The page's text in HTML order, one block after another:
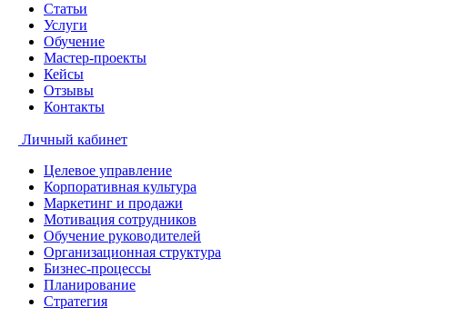
Статьи
Услуги
Обучение
Мастер-проекты
Кейсы
Отзывы
Контакты
Личный кабинет
Целевое управление
Корпоративная культура
Маркетинг и продажи
Мотивация сотрудников
Обучение руководителей
Организационная структура
Бизнес-процессы
Планирование
Стратегия